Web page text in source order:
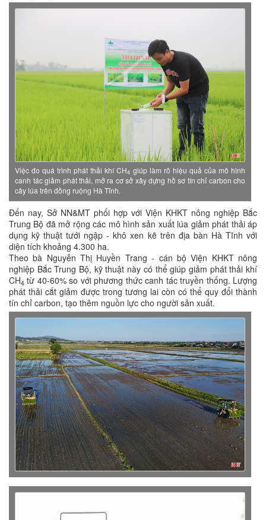
Việc đo quá trình phát thải khí CH4 giúp làm rõ hiệu quả của mô hình
canh tác giảm phát thải, mở ra cơ sở xây dựng hồ sơ tín chỉ carbon cho
cây lúa trên đồng ruộng Hà Tĩnh.
Đến nay, Sở NN&MT phối hợp với Viện KHKT nông nghiệp Bắc
Trung Bộ đã mở rộng các mô hình sản xuất lúa giảm phát thải áp
dụng kỹ thuật tưới ngập - khô xen kẽ trên địa bàn Hà Tĩnh với
diện tích khoảng 4.300 ha.
Theo bà Nguyễn Thị Huyền Trang - cán bộ Viện KHKT nông
nghiệp Bắc Trung Bộ, kỹ thuật này có thể giúp giảm phát thải khí
CH4 từ 40-60% so với phương thức canh tác truyền thống. Lượng
phát thải cắt giảm được trong tương lai còn có thể quy đổi thành
tín chỉ carbon, tạo thêm nguồn lực cho người sản xuất.